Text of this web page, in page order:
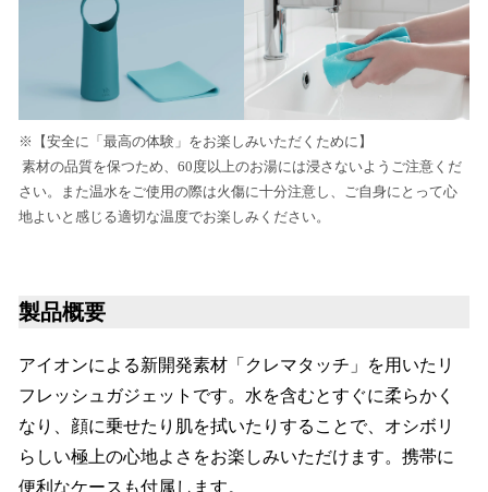
※【安全に「最高の体験」をお楽しみいただくために】
素材の品質を保つため、60度以上のお湯には浸さないようご注意くだ
さい。また温水をご使用の際は火傷に十分注意し、ご自身にとって心
地よいと感じる適切な温度でお楽しみください。
製品概要
アイオンによる新開発素材「クレマタッチ」を用いたリ
フレッシュガジェットです。水を含むとすぐに柔らかく
なり、顔に乗せたり肌を拭いたりすることで、オシボリ
らしい極上の心地よさをお楽しみいただけます。携帯に
便利なケースも付属します。